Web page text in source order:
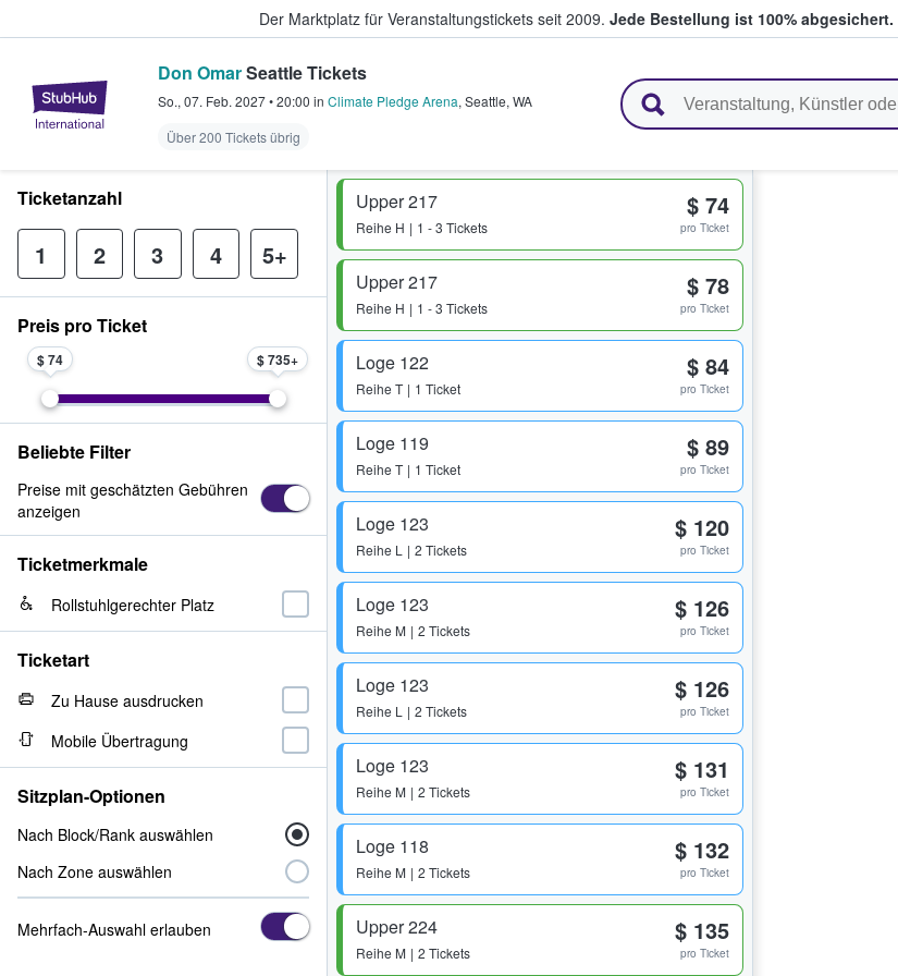
Der Marktplatz für Veranstaltungstickets seit 2009. Jede Bestellung ist 100% abgesichert.
StubHub - Wo Fans Tickets kaufen & verkaufen
Don OmarSeattle Tickets
So., 07. Feb. 2027•20:00 in Climate Pledge Arena, Seattle, WA
Über 200 Tickets übrig
Upper 217
Reihe H 1 - 3 Tickets
$ 74
pro Ticket
Upper 217
Reihe H 1 - 3 Tickets
$ 78
pro Ticket
Loge 122
Reihe T 1 Ticket
$ 84
pro Ticket
Loge 119
Reihe T 1 Ticket
$ 89
pro Ticket
Loge 123
Reihe L 2 Tickets
$ 120
pro Ticket
Loge 123
Reihe M 2 Tickets
$ 126
pro Ticket
Loge 123
Reihe L 2 Tickets
$ 126
pro Ticket
Loge 123
Reihe M 2 Tickets
$ 131
pro Ticket
Loge 118
Reihe M 2 Tickets
$ 132
pro Ticket
Upper 224
Reihe M 2 Tickets
$ 135
pro Ticket
Ticketanzahl
1 2 3 4 5+
Preis pro Ticket
$ 74 $ 735
Beliebte Filter
Preise mit geschätzten Gebühren
anzeigen
Ticketmerkmale
Rollstuhlgerechter Platz
Ticketart
Zu Hause ausdrucken
Mobile Übertragung
Sitzplan-Optionen
Nach Block/Rank auswählen
Nach Zone auswählen
Mehrfach-Auswahl erlauben